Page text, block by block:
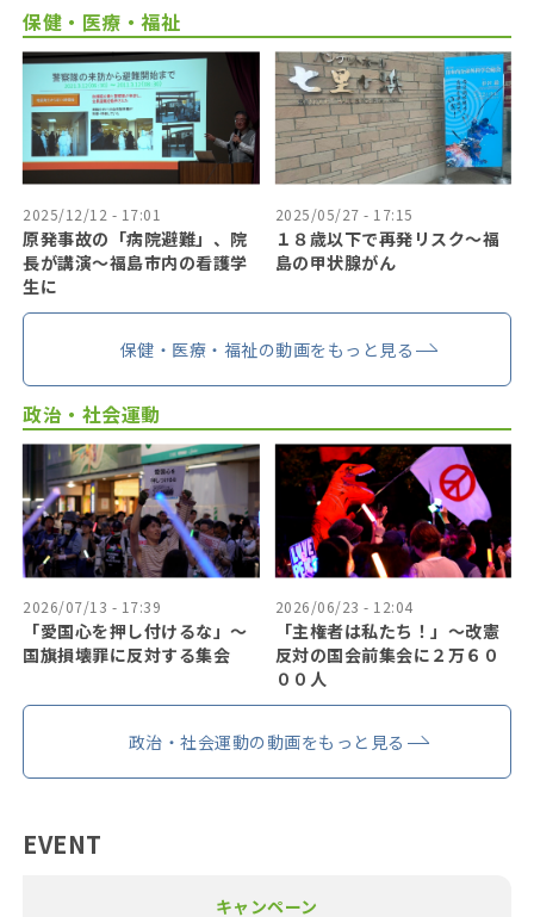
保健・医療・福祉
2025/12/12 - 17:01
原発事故の「病院避難」、院
長が講演～福島市内の看護学
生に
2025/05/27 - 17:15
１８歳以下で再発リスク〜福
島の甲状腺がん
保健・医療・福祉の動画をもっと見る
政治・社会運動
2026/07/13 - 17:39
「愛国心を押し付けるな」〜
国旗損壊罪に反対する集会
2026/06/23 - 12:04
「主権者は私たち！」〜改憲
反対の国会前集会に２万６０
００人
政治・社会運動の動画をもっと見る
EVENT
キャンペーン